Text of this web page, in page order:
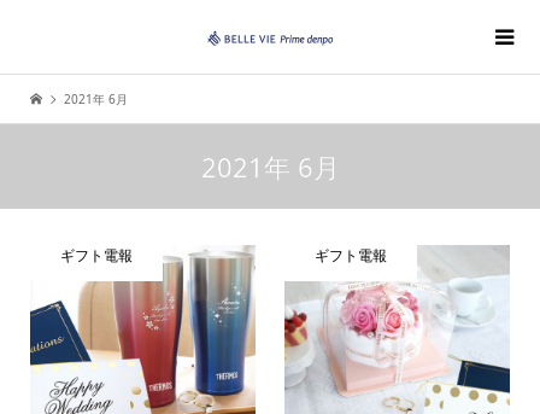
2021年 6月
2021年 6月
ギフト電報 ギフト電報